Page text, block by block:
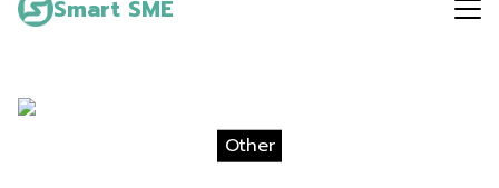
Smart SME
Other